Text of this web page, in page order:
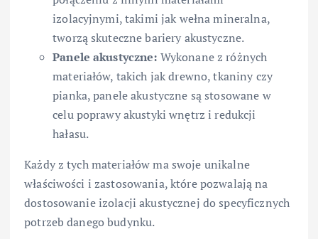
izolacyjnymi, takimi jak wełna mineralna,
tworzą skuteczne bariery akustyczne.
Panele akustyczne: Wykonane z różnych
materiałów, takich jak drewno, tkaniny czy
pianka, panele akustyczne są stosowane w
celu poprawy akustyki wnętrz i redukcji
hałasu.
Każdy z tych materiałów ma swoje unikalne
właściwości i zastosowania, które pozwalają na
dostosowanie izolacji akustycznej do specyficznych
potrzeb danego budynku.